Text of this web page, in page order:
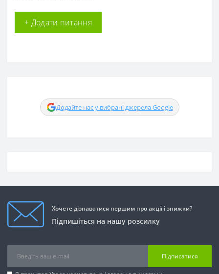
+ Додати питання
Додайте нас у вибрані джерела Google
Хочете дізнаватися першим про акції і знижки?
Підпишіться на нашу розсилку
Підписатися